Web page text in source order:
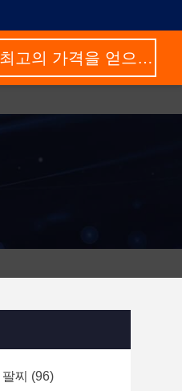
최고의 가격을 얻으십시오
찌 (96)